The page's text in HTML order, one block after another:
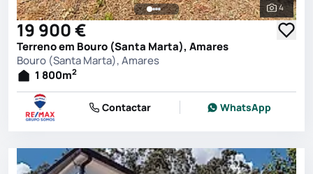
Ver
4
19 900 €
Terreno em Bouro (Santa Marta), Amares
Bouro (Santa Marta), Amares
1 800m2
Contactar WhatsApp